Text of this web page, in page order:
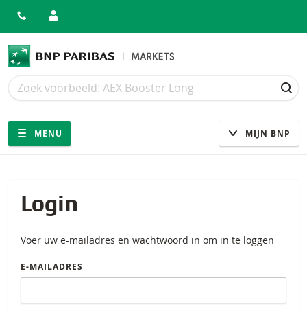
Zoek
Zoek
Navigatie
Site navigatie
MENU MIJN BNP
Login
Voer uw e-mailadres en wachtwoord in om in te loggen
E-MAILADRES